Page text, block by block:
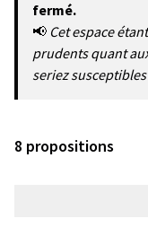
fermé.
📢 Cet espace
prudents quant
seriez
8 propositions